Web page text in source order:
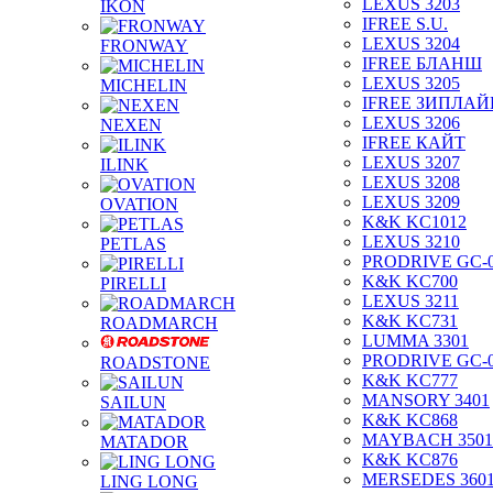
IKON
FRONWAY
MICHELIN
NEXEN
ILINK
OVATION
PETLAS
PIRELLI
ROADMARCH
ROADSTONE
SAILUN
MATADOR
LING LONG
LEXUS 3203
IFREE S.U.
LEXUS 3204
IFREE БЛАНШ
LEXUS 3205
IFREE
LEXUS 3206
IFREE КАЙТ
LEXUS 3207
LEXUS 3208
LEXUS 3209
K&K KC1012
LEXUS 3210
PRODRIVE GC-
K&K KC700
LEXUS 3211
K&K KC731
LUMMA 3301
PRODRIVE GC-
K&K KC777
MANSORY 3401
K&K KC868
MAYBACH 3501
K&K KC876
MERSEDES 3601